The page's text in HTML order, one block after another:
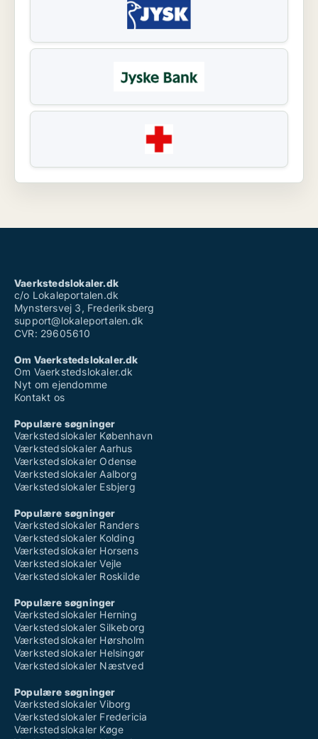
Vaerkstedslokaler.dk
c/o Lokaleportalen.dk
Mynstersvej 3, Frederiksberg
support@lokaleportalen.dk
CVR: 29605610
Om Vaerkstedslokaler.dk
Om Vaerkstedslokaler.dk
Nyt om ejendomme
Kontakt os
Populære søgninger
Værkstedslokaler København
Værkstedslokaler Aarhus
Værkstedslokaler Odense
Værkstedslokaler Aalborg
Værkstedslokaler Esbjerg
Populære søgninger
Værkstedslokaler Randers
Værkstedslokaler Kolding
Værkstedslokaler Horsens
Værkstedslokaler Vejle
Værkstedslokaler Roskilde
Populære søgninger
Værkstedslokaler Herning
Værkstedslokaler Silkeborg
Værkstedslokaler Hørsholm
Værkstedslokaler Helsingør
Værkstedslokaler Næstved
Populære søgninger
Værkstedslokaler Viborg
Værkstedslokaler Fredericia
Værkstedslokaler Køge